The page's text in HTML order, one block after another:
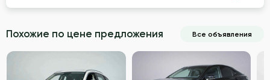
Похожие по цене предложения Все объявления